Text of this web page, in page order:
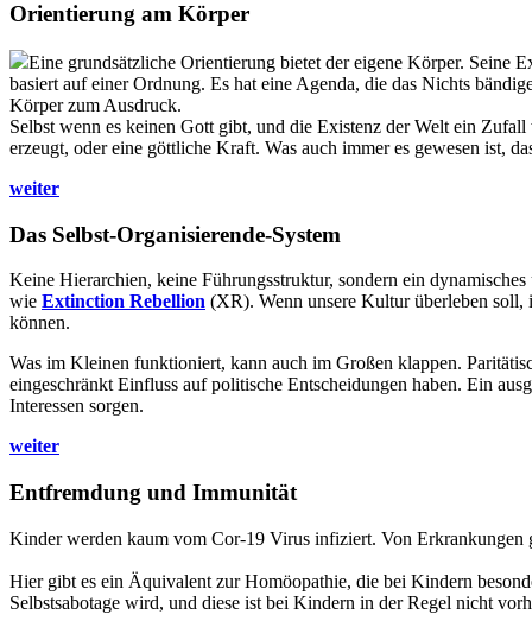
Orientierung am Körper
Eine grundsätzliche Orientierung bietet der eigene Körper. Seine
basiert auf einer Ordnung. Es hat eine Agenda, die das Nichts
Körper zum Ausdruck.
Selbst wenn es keinen Gott gibt, und die Existenz der Welt ein
erzeugt, oder eine göttliche Kraft. Was auch immer es gewesen ist,
weiter
Das Selbst-Organisierende-System
Keine Hierarchien, keine Führungsstruktur, sondern ein
wie Extinction Rebellion (XR). Wenn unsere Kultur überleben
können.
Was im Kleinen funktioniert, kann auch im Großen klappen.
eingeschränkt Einfluss auf politische Entscheidungen haben. Ein
Interessen sorgen.
weiter
Entfremdung und Immunität
Kinder werden kaum vom Cor-19 Virus infiziert. Von Erkrankungen
Hier gibt es ein Äquivalent zur Homöopathie, die bei Kindern
Selbstsabotage wird, und diese ist bei Kindern in der Regel nicht